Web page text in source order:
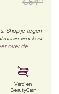
Shop je tegen
kost
over de
Verdien
BeautyCash